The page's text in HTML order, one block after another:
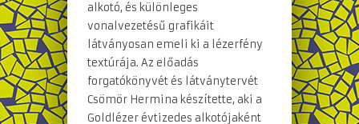
alkotó, és különleges
vonalvezetésű grafikáit
látványosan emeli ki a lézerfény
textúrája. Az előadás
forgatókönyvét és látványtervét
Csömör Hermina készítette, aki a
Goldlézer évtizedes alkotójaként